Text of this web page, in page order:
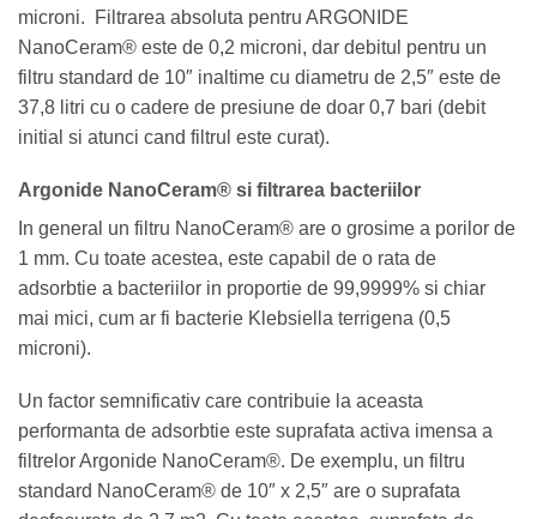
microni. Filtrarea absoluta pentru ARGONIDE
NanoCeram® este de 0,2 microni, dar debitul pentru un
filtru standard de 10″ inaltime cu diametru de 2,5″ este de
37,8 litri cu o cadere de presiune de doar 0,7 bari (debit
initial si atunci cand filtrul este curat).
Argonide NanoCeram® si filtrarea bacteriilor
In general un filtru NanoCeram® are o grosime a porilor de
1 mm. Cu toate acestea, este capabil de o rata de
adsorbtie a bacteriilor in proportie de 99,9999% si chiar
mai mici, cum ar fi bacterie Klebsiella terrigena (0,5
microni).
Un factor semnificativ care contribuie la aceasta
performanta de adsorbtie este suprafata activa imensa a
filtrelor Argonide NanoCeram®. De exemplu, un filtru
standard NanoCeram® de 10″ x 2,5″ are o suprafata